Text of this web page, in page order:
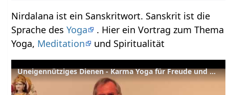
Nirdalana ist ein Sanskritwort. Sanskrit ist die
Sprache desYoga
. Hier ein Vortrag zum Thema
Yoga, Meditation und Spiritualität
Uneigennütziges Dienen - Karma Yoga für Freude und Bewusstseinserweiterung